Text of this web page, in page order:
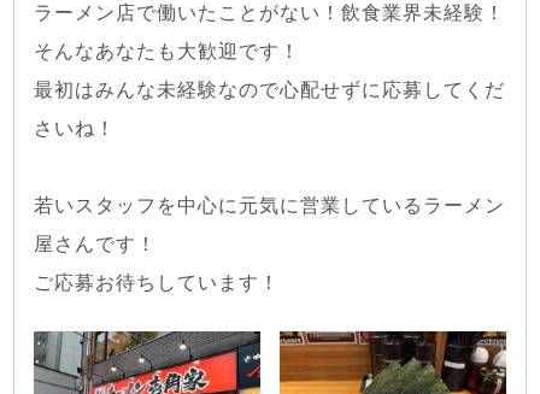
ラーメン店で働いたことがない！飲食業界未経験！
そんなあなたも大歓迎です！
最初はみんな未経験なので心配せずに応募してくだ
さいね！
若いスタッフを中心に元気に営業しているラーメン
屋さんです！
ご応募お待ちしています！